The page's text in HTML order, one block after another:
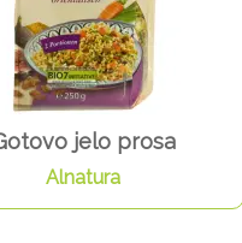
jelo prosa
Alnatura